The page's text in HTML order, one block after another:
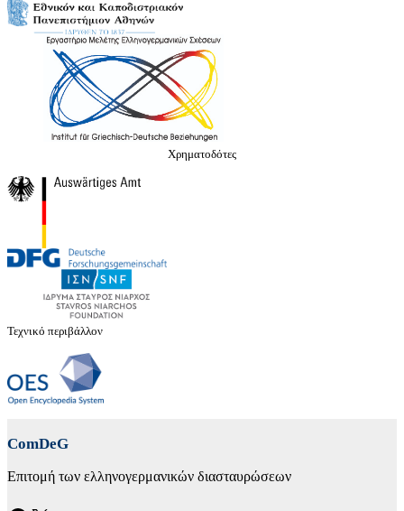
Χρηματοδότες
Τεχνικό περιβάλλον
ComDeG
Επιτομή των ελληνογερμανικών διασταυρώσεων